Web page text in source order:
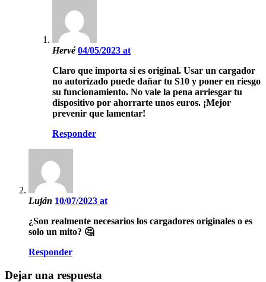
Hervé04/05/2023 at
Claro que importa si es original. Usar un cargador
no autorizado puede dañar tu S10 y poner en riesgo
su funcionamiento. No vale la pena arriesgar tu
dispositivo por ahorrarte unos euros. ¡Mejor
prevenir que lamentar!
Responder
Luján 10/07/2023 at
¿Son realmente necesarios los cargadores originales o es
solo un mito? 🤔
Responder
Dejar una respuesta